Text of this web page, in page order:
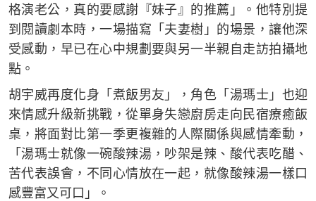
格演老公，真的要感謝『妹子』的推薦」。他特別提
到閱讀劇本時，一場描寫「夫妻樹」的場景，讓他深
受感動，早已在心中規劃要與另一半親自走訪拍攝地
點。
胡宇威再度化身「煮飯男友」，角色「湯瑪士」也迎
來情感升級新挑戰，從單身失戀廚房走向民宿療癒飯
桌，將面對比第一季更複雜的人際關係與感情牽動，
「湯瑪士就像一碗酸辣湯，吵架是辣、酸代表吃醋、
苦代表誤會，不同心情放在一起，就像酸辣湯一樣口
感豐富又可口」。